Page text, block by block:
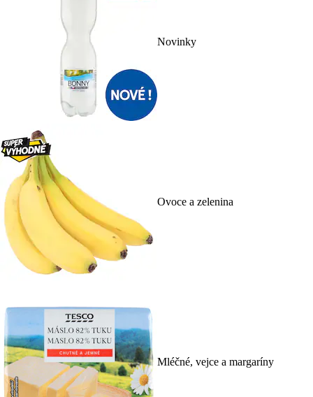
Novinky
Ovoce a zelenina
Mléčné, vejce a margaríny